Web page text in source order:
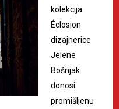
kolekcija
Éclosion
dizajnerice
Jelene
Bošnjak
donosi
promišljenu